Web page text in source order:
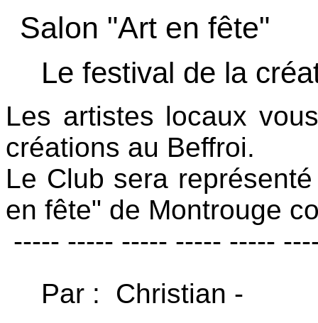
Salon "Art en fête"
Le festival de la
Les artistes locaux
créations au Beffroi.
Le Club sera
en fête" de Montrouge
----- ----- ----- ----- -----
Par : Christian -